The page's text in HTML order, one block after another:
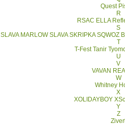
Quest
R
RSAC ELLA
S
SLAVA MARLOW SLAVA SKRIPKA SQWOZ
T
T-Fest Tanir
U
V
VAVAN
W
Whitney
X
XOLIDAYBOY
Y
Z